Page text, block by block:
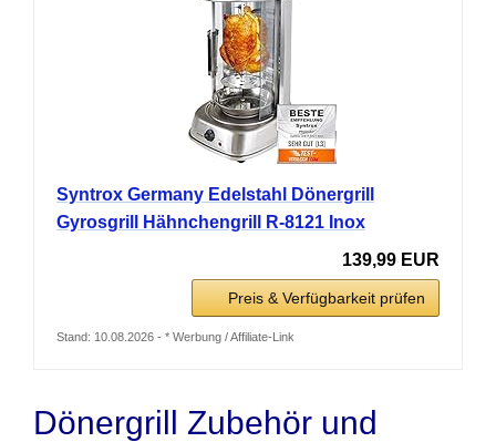
Syntrox Germany Edelstahl Dönergrill
Gyrosgrill Hähnchengrill R-8121 Inox
139,99 EUR
Preis & Verfügbarkeit prüfen
Stand: 10.08.2026 - * Werbung / Affiliate-Link
Dönergrill Zubehör und